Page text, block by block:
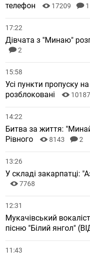
телефон
17209 1
17:22
Дівчата з "Минаю"
2
15:58
Усі пункти пропуску
розблоковані
10187
14:22
Битва за життя:
Рівного
8143 2
13:26
У складі закарпатці:
7768
12:31
Мукачівський
пісню "Білий янгол"
11:43